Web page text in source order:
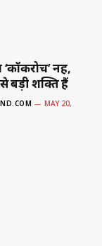
नहीं,
बड़ी शक्ति हैं
MAY 20,